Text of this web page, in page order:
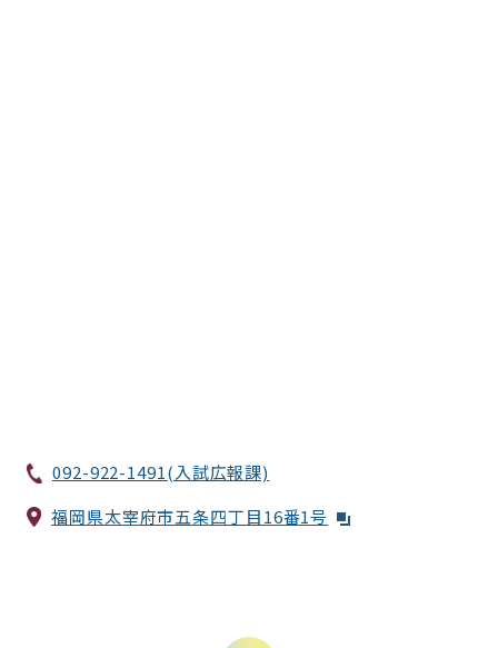
092-922-1491(入試広報課)
福岡県太宰府市五条四丁目16番1号